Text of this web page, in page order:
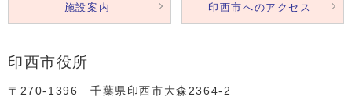
印西市役所
〒270-1396 千葉県印西市大森2364‐2
施設案内 印西市へのアクセス